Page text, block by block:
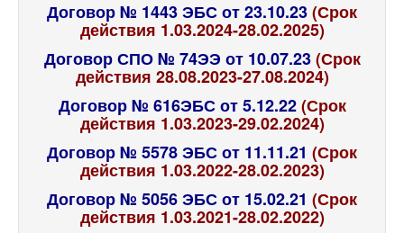
Договор № 1443 ЭБС от 23.10.23(Срок
действия 1.03.2024-28.02.2025)
Договор СПО № 74ЭЭ от 10.07.23(Срок
действия 28.08.2023-27.08.2024)
Договор № 616ЭБС от 5.12.22 (Срок
действия 1.03.2023-29.02.2024)
Договор № 5578 ЭБС от 11.11.21 (Срок
действия 1.03.2022-28.02.2023)
Договор № 5056 ЭБС от 15.02.21 (Срок
действия 1.03.2021-28.02.2022)